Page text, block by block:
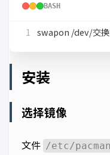
BASH
安装
选择镜像
文件 /etc/